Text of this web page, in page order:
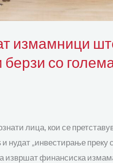
измамници
берзи со
лица, кои се
нудат „инвестирање преку
извршат финансиска